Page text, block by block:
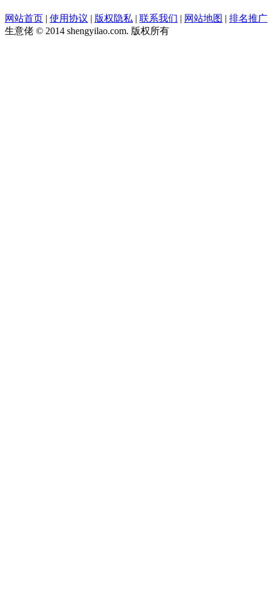
网站首页 | 使用协议 | 版权隐私 | 联系我们 | 网站地图 | 排名推广
生意佬 © 2014 shengyilao.com. 版权所有